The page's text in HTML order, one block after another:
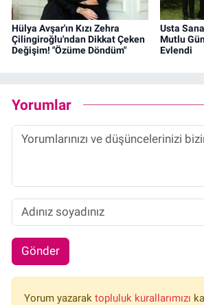
Hülya Avşar'ın Kızı Zehra
Çilingiroğlu'ndan Dikkat Çeken
Değişim! "Özüme Döndüm"
Usta
Mutlu
Evlendi
Yorumlar
Gönder
Yorum yazarak topluluk kurallarımızı